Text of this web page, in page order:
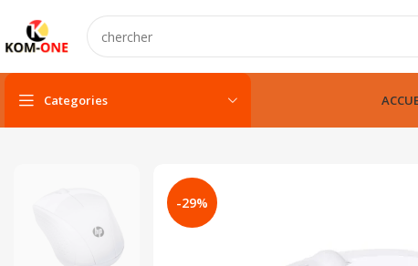
Categories
PC portable gamer
-29%